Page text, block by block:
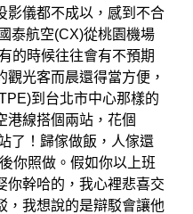
影儀都不成以，感到不合
泰航空(CX)從桃園機場
的時候往往會有不預期
光客而晨還得當方便，
到台北市中心那樣的
港線搭個兩站，花個
了！歸傢做飯，人傢還
你照做。假如你以上班
你幹哈的，我心裡悲喜交
，我想說的是辯駁會讓他